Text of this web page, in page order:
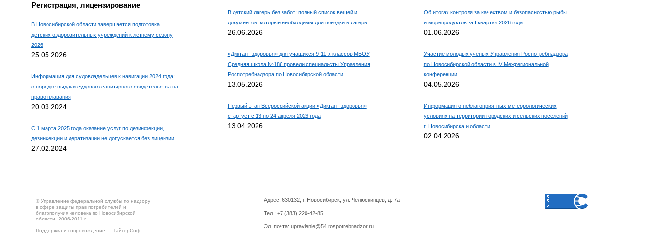
Регистрация, лицензирование
В Новосибирской области завершается подготовка
детских оздоровительных учреждений к летнему сезону
2026
25.05.2026
Информация для судовладельцев к навигации 2024 года:
о порядке выдачи судового санитарного свидетельства на
право плавания
20.03.2024
С 1 марта 2025 года оказание услуг по дезинфекции,
дезинсекции и дератизации не допускается без лицензии
27.02.2024
В детский лагерь без забот: полный список вещей и
документов, которые необходимы для поездки в лагерь
26.06.2026
«Диктант здоровья» для учащихся 9-11-х классов МБОУ
Средняя школа №186 провели специалисты Управления
Роспотребнадзора по Новосибирской области
13.05.2026
Первый этап Всероссийской акции «Диктант здоровья»
стартует с 13 по 24 апреля 2026 года
13.04.2026
Об итогах контроля за качеством и безопасностью рыбы
и морепродуктов за I квартал 2026 года
01.06.2026
Участие молодых учёных Управления Роспотребнадзора
по Новосибирской области в IV Межрегиональной
конференции
04.05.2026
Информация о неблагоприятных метеорологических
условиях на территории городских и сельских поселений
г. Новосибирска и области
02.04.2026
© Управление федеральной службы по надзору
в сфере защиты прав потребителей и
благополучия человека по Новосибирской
области, 2006-2011 г.
Поддержка и сопровождение — ТайгерСофт
Адрес: 630132, г. Новосибирск, ул. Челюскинцев, д. 7а
Тел.: +7 (383) 220-42-85
Эл. почта: upravlenie@54.rospotrebnadzor.ru